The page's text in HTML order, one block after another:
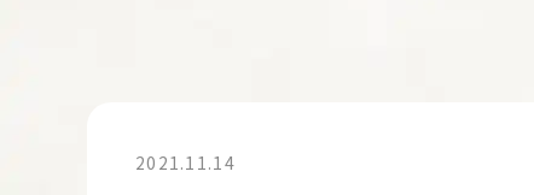
2021.11.14